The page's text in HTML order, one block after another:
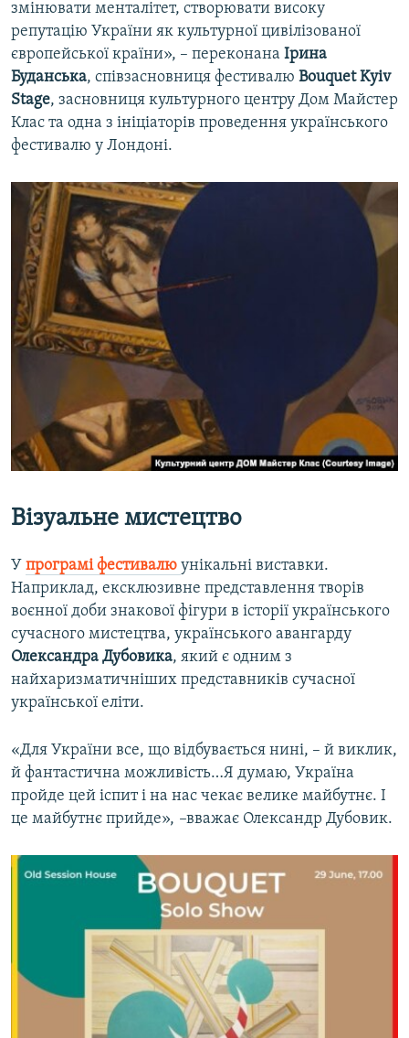
змінювати менталітет, створювати високу
репутацію України як культурної цивілізованої
європейської країни», – переконана Ірина
Буданська, співзасновниця фестивалю Bouquet Kyiv
Stage, засновниця культурного центру Дом Майстер
Клас та одна з ініціаторів проведення українського
фестивалю у Лондоні.
Візуальне мистецтво
У програмі фестивалю унікальні виставки.
Наприклад, ексклюзивне представлення творів
воєнної доби знакової фігури в історії українського
сучасного мистецтва, українського авангарду
Олександра Дубовика, який є одним з
найхаризматичніших представників сучасної
української еліти.
«Для України все, що відбувається нині, – й виклик,
й фантастична можливість…Я думаю, Україна
пройде цей іспит і на нас чекає велике майбутнє. І
це майбутнє прийде», –вважає Олександр Дубовик.